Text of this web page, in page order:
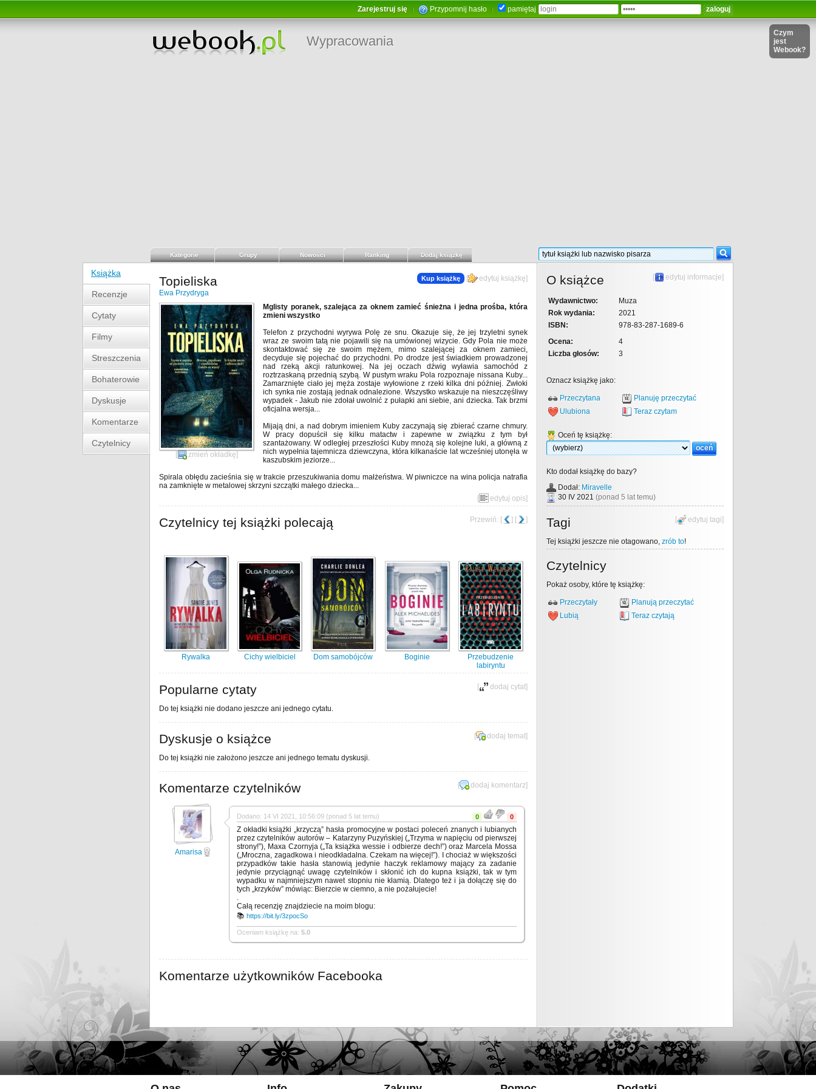
Zarejestruj się Przypomnij hasło pamiętaj
Wypracowania
Czym
jest
Webook?
Kategorie Grupy Nowości Ranking Dodaj książkę
Książka
Recenzje
Cytaty
Filmy
Streszczenia
Bohaterowie
Dyskusje
Komentarze
Czytelnicy
Kup książkę [ edytuj książkę]
Topieliska
Ewa Przydryga
[ zmień okładkę]
Mglisty poranek, szalejąca za oknem zamieć śnieżna i jedna prośba, która
zmieni wszystko
Telefon z przychodni wyrywa Polę ze snu. Okazuje się, że jej trzyletni synek
wraz ze swoim tatą nie pojawili się na umówionej wizycie. Gdy Pola nie może
skontaktować się ze swoim mężem, mimo szalejącej za oknem zamieci,
decyduje się pojechać do przychodni. Po drodze jest świadkiem prowadzonej
nad rzeką akcji ratunkowej. Na jej oczach dźwig wyławia samochód z
roztrzaskaną przednią szybą. W pustym wraku Pola rozpoznaje nissana Kuby...
Zamarznięte ciało jej męża zostaje wyłowione z rzeki kilka dni później. Zwłoki
ich synka nie zostają jednak odnalezione. Wszystko wskazuje na nieszczęśliwy
wypadek - Jakub nie zdołał uwolnić z pułapki ani siebie, ani dziecka. Tak brzmi
oficjalna wersja...
Mijają dni, a nad dobrym imieniem Kuby zaczynają się zbierać czarne chmury.
W pracy dopuścił się kilku matactw i zapewne w związku z tym był
szantażowany. W odległej przeszłości Kuby mnożą się kolejne luki, a główną z
nich wypełnia tajemnicza dziewczyna, która kilkanaście lat wcześniej utonęła w
kaszubskim jeziorze...
Spirala obłędu zacieśnia się w trakcie przeszukiwania domu małżeństwa. W piwniczce na wina policja natrafia
na zamknięte w metalowej skrzyni szczątki małego dziecka...
[
edytuj opis]
Przewiń: [ ] [ ]
Czytelnicy tej książki polecają
Rywalka Cichy wielbiciel Dom samobójców Boginie
Przebudzenie
labiryntu
[ dodaj cytat]
Popularne cytaty
Do tej książki nie dodano jeszcze ani jednego cytatu.
[ dodaj temat]
Dyskusje o książce
Do tej książki nie założono jeszcze ani jednego tematu dyskusji.
[ dodaj komentarz]
Komentarze czytelników
Amarisa
Dodano: 14 VI 2021, 10:56:09 (ponad 5 lat temu) 0 0
Z okładki książki „krzyczą” hasła promocyjne w postaci poleceń znanych i lubianych
przez czytelników autorów – Katarzyny Puzyńskiej („Trzyma w napięciu od pierwszej
strony!”), Maxa Czornyja („Ta książka wessie i odbierze dech!”) oraz Marcela Mossa
(„Mroczna, zagadkowa i nieodkładalna. Czekam na więcej!”). I chociaż w większości
przypadków takie hasła stanowią jedynie haczyk reklamowy mający za zadanie
jedynie przyciągnąć uwagę czytelników i skłonić ich do kupna książki, tak w tym
wypadku w najmniejszym nawet stopniu nie kłamią. Dlatego też i ja dołączę się do
tych „krzyków” mówiąc: Bierzcie w ciemno, a nie pożałujecie!
.
Całą recenzję znajdziecie na moim blogu:
📚 https://bit.ly/3zpocSo
Oceniam książkę na: 5.0
Komentarze użytkowników Facebooka
[ edytuj informacje]
O książce
Wydawnictwo:
Muza
Rok wydania:
2021
ISBN:
978-83-287-1689-6
Ocena:
4
Liczba głosów:
3
Oznacz książkę jako:
Przeczytana
Planuję przeczytać
Ulubiona
Teraz czytam
Oceń tę książkę:
Kto dodał książkę do bazy?
Dodał: Miravelle
30 IV 2021 (ponad 5 lat temu)
[ edytuj tagi]
Tagi
Tej książki jeszcze nie otagowano, zrób to!
Czytelnicy
Pokaż osoby, które tę książkę:
Przeczytały
Planują przeczytać
Lubią
Teraz czytają